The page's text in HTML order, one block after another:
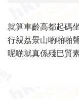
就算車齡高都起碼
行親荔景山啲啪啪
呢啲就真係殘巴質